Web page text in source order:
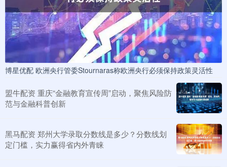
博星优配 欧洲央行管委Stournaras称欧洲央行必须保持政策灵活性
盟牛配资 重庆“金融教育宣传周”启动，聚焦风险防
范与金融科普创新
黑马配资 郑州大学录取分数线是多少？分数线划
定门槛，实力赢得省内外青睐